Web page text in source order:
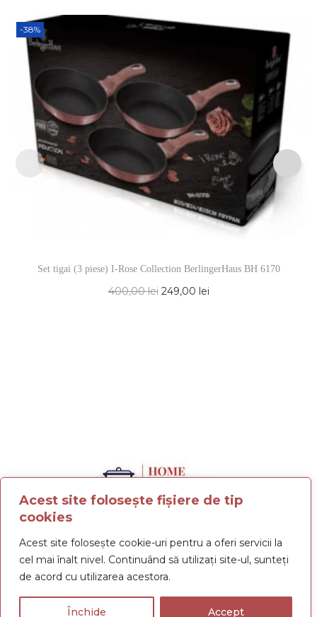
Acest site folosește fișiere de tip
cookies
Acest site folosește cookie-uri pentru a oferi servicii la
cel mai înalt nivel. Continuând să utilizați site-ul, sunteți
de acord cu utilizarea acestora.
Închide Accept
-38%
Set tigai (3 piese) I-Rose Collection BerlingerHaus BH 6170
400,00lei 249,00 lei
Termeni și condiții
Politica cookies